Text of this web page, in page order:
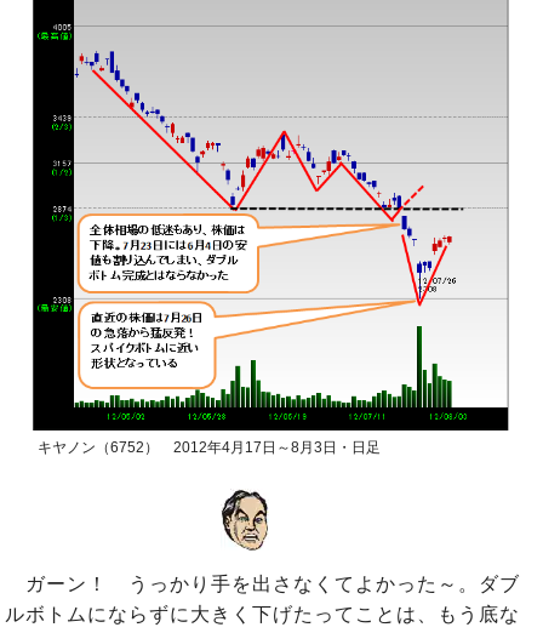
キヤノン（6752） 2012年4月17日～8月3日・日足
ガーン！ うっかり手を出さなくてよかった～。ダブ
ルボトムにならずに大きく下げたってことは、もう底な